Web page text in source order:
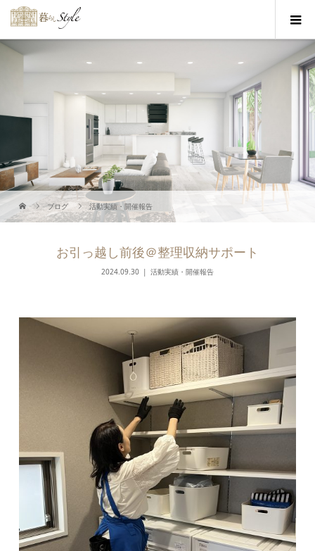
ブログ 活動実績・開催報告
お引っ越し前後＠整理収納サポート
2024.09.30 活動実績・開催報告